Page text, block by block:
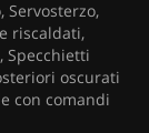
Servosterzo,
riscaldati,
Specchietti
oscurati
con comandi